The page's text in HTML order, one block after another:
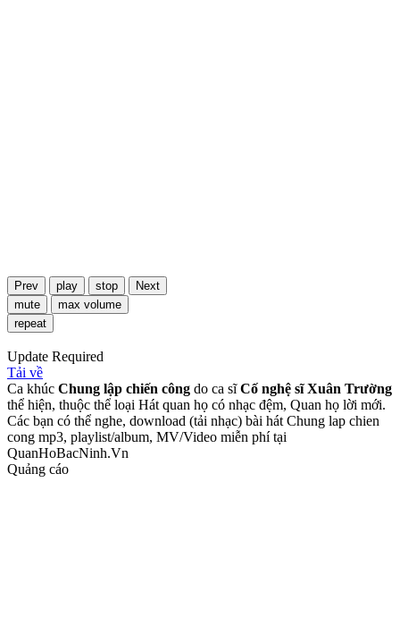
Prev play stop
Next
mute
max volume
repeat
Update Required
Tải về
Ca khúc Chung lập chiến công do ca sĩCố nghệ sĩ Xuân Trường
thể hiện, thuộc thể loại Hát quan họ có nhạc đệm, Quan họ lời mới.
Các bạn có thể nghe, download (tải nhạc) bài hát Chung lap chien
cong mp3, playlist/album, MV/Video miễn phí tại
QuanHoBacNinh.Vn
Quảng cáo